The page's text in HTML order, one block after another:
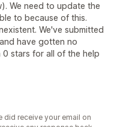
We need to update the
to because of this.
We've submitted
have gotten no
0 stars for all of the help
did receive your email on